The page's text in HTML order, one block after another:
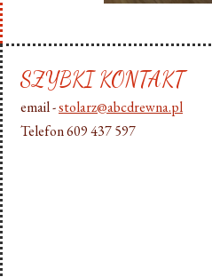
SZYBKI KONTAKT
email -stolarz@abcdrewna.pl
Telefon 609 437 597